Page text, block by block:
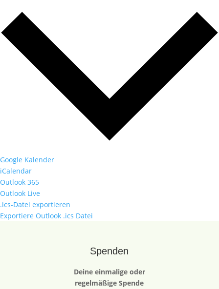
Google Kalender
iCalendar
Outlook 365
Outlook Live
.ics-Datei exportieren
Exportiere Outlook .ics Datei
Spenden
Deine einmalige oder
regelmäßige Spende